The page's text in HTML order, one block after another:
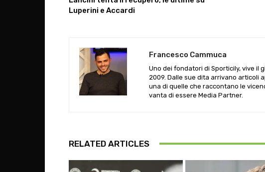
Luperini e Accardi
Francesco Cammuca
Uno dei fondatori di Sporticily, vive il
2009. Dalle sue dita arrivano articoli
una di quelle che raccontano le
vanta di essere Media Partner.
RELATED ARTICLES